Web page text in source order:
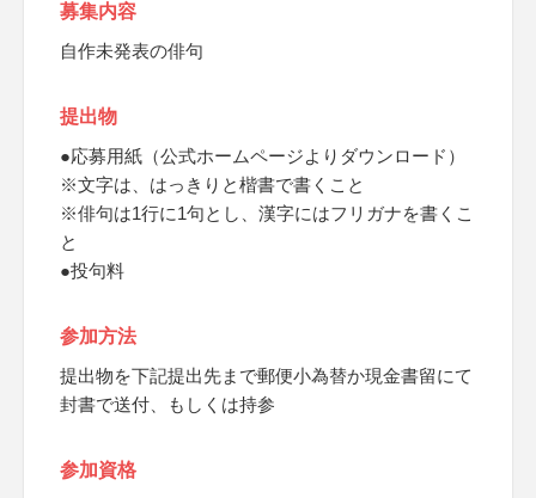
募集内容
自作未発表の俳句
提出物
●応募用紙（公式ホームページよりダウンロード）
※文字は、はっきりと楷書で書くこと
※俳句は1行に1句とし、漢字にはフリガナを書くこ
と
●投句料
参加方法
提出物を下記提出先まで郵便小為替か現金書留にて
封書で送付、もしくは持参
参加資格